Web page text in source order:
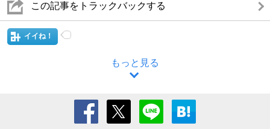
この記事をトラックバックする
イイね！
もっと見る